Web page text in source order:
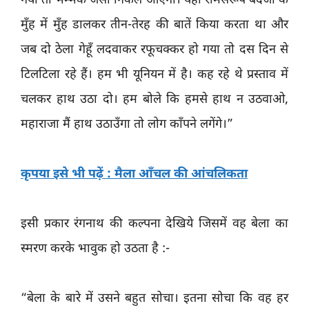
मुँह में मुँह डालकर तीन-तेरह की बातें किया करता था और
जब दो ठेला गेहूँ लदवाकर रफूचक्कर हो गया तो दस दिन से
टिलटिला रहे हैं। हम भी यूनियन में है। कह रहे थे प्रस्ताव में
चलकर हाथ उठा दो। हम बोले कि हमसे हाथ न उठवाओ,
महाराजा मैं हाथ उठाउँगा तो लोग काँपने लगेंगे।”
कृपया इसे भी पढ़ें : मैला आँचल की आंचलिकता
इसी प्रकार रंगनाथ की कल्पना देखिये जिसमें वह बेला का
स्मरण करके भावुक हो उठता है :-
“बेला के बारे में उसने बहुत सोचा। इतना सोचा कि वह हर